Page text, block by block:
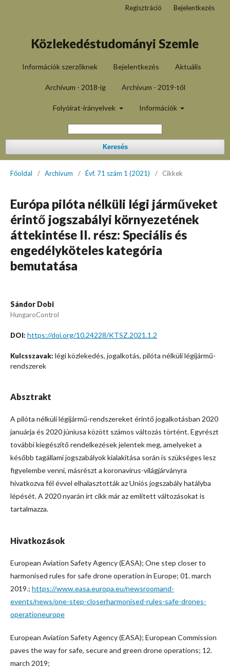
Közlekedéstudományi Szemle
Információk szerzőknek Bejelentkezés Aktuális
Archívum - 2018-ig Archívum - 2019-től
Folyóirat-irányelvek Információk
Keresés
Regisztráció Bejelentkezés
Főoldal / Archívum / Évf. 71 szám 1 (2021) / Cikkek
Európa pilóta nélküli légi járműveket
érintő jogszabályi környezetének
áttekintése II. rész: Speciális és
engedélyköteles kategória
bemutatása
Sándor Dobi
HungaroControl
DOI: https://doi.org/10.24228/KTSZ.2021.1.2
Kulcsszavak: légi közlekedés, jogalkotás, pilóta nélküli légijármű-
rendszerek
Absztrakt
A pilóta nélküli légijármű-rendszereket érintő jogalkotásban 2020
januárja és 2020 júniusa között számos változás történt. Egyrészt
további kiegészítő rendelkezések jelentek meg, amelyeket a
később tagállami jogszabályok kialakítása során is szükséges lesz
figyelembe venni, másrészt a koronavírus-világjárványra
hivatkozva fél évvel elhalasztották az Uniós jogszabály hatályba
lépését. A 2020 nyarán írt cikk már az említett változásokat is
tartalmazza.
Hivatkozások
European Aviation Safety Agency (EASA); One step closer to
harmonised rules for safe drone operation in Europe; 01. march
2019.; https://www.easa.europa.eu/newsroomand-
events/news/one-step-closerharmonised-rules-safe-drones-
operationeurope
European Aviation Safety Agency (EASA); European Commission
paves the way for safe, secure and green drone operations; 12.
march 2019;